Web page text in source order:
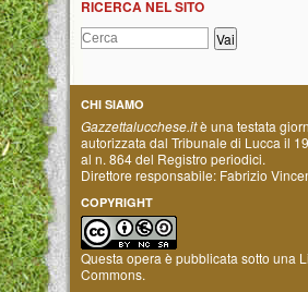
RICERCA NEL SITO
CHI SIAMO
Gazzettalucchese.itè una testata
autorizzata dal Tribunale di Lucca il
al n. 864 del Registro periodici.
Direttore responsabile: Fabrizio
COPYRIGHT
Questa opera è pubblicata sotto una
Commons.